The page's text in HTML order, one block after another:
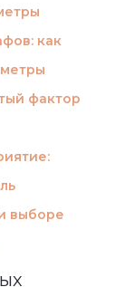
как
фактор
выборе